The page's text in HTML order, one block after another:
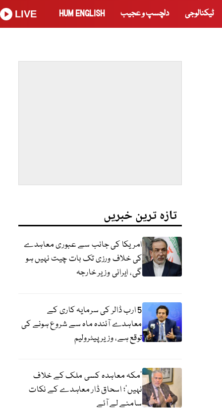
ٹیکنالوجی دلچسپ و عجیب HUM ENGLISH
LIVE
تازہ ترین خبریں
امریکا کی جانب سے عبوری معاہدے
کی خلاف ورزی تک بات چیت نہیں ہو
گی، ایرانی وزیر خارجہ
5 ارب ڈالر کی سرمایہ کاری کے
معاہدے آئندہ ماہ سے شروع ہونے کی
توقع ہے، وزیر پیٹرولیم
‘مکہ معاہدہ کسی ملک کے خلاف
نہیں’؛ اسحاق ڈار معاہدے کے نکات
سامنے لے آئے